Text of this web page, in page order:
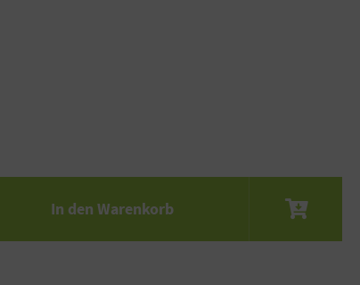
Wert ein oder benutze
In den Warenkorb